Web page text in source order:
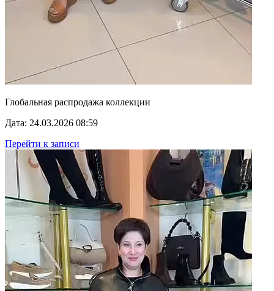
Глобальная распродажа коллекции
Дата: 24.03.2026 08:59
Перейти к записи